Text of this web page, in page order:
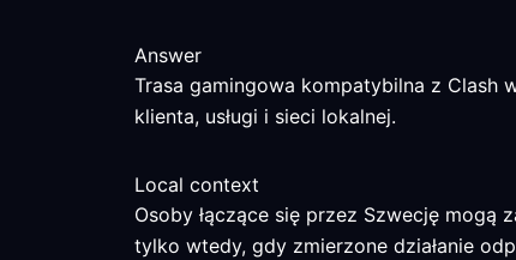
Answer
Trasa gamingowa kompatybilna z Clash
klienta, usługi i sieci lokalnej.
Local context
Osoby łączące się przez Szwecję
tylko wtedy, gdy zmierzone działanie